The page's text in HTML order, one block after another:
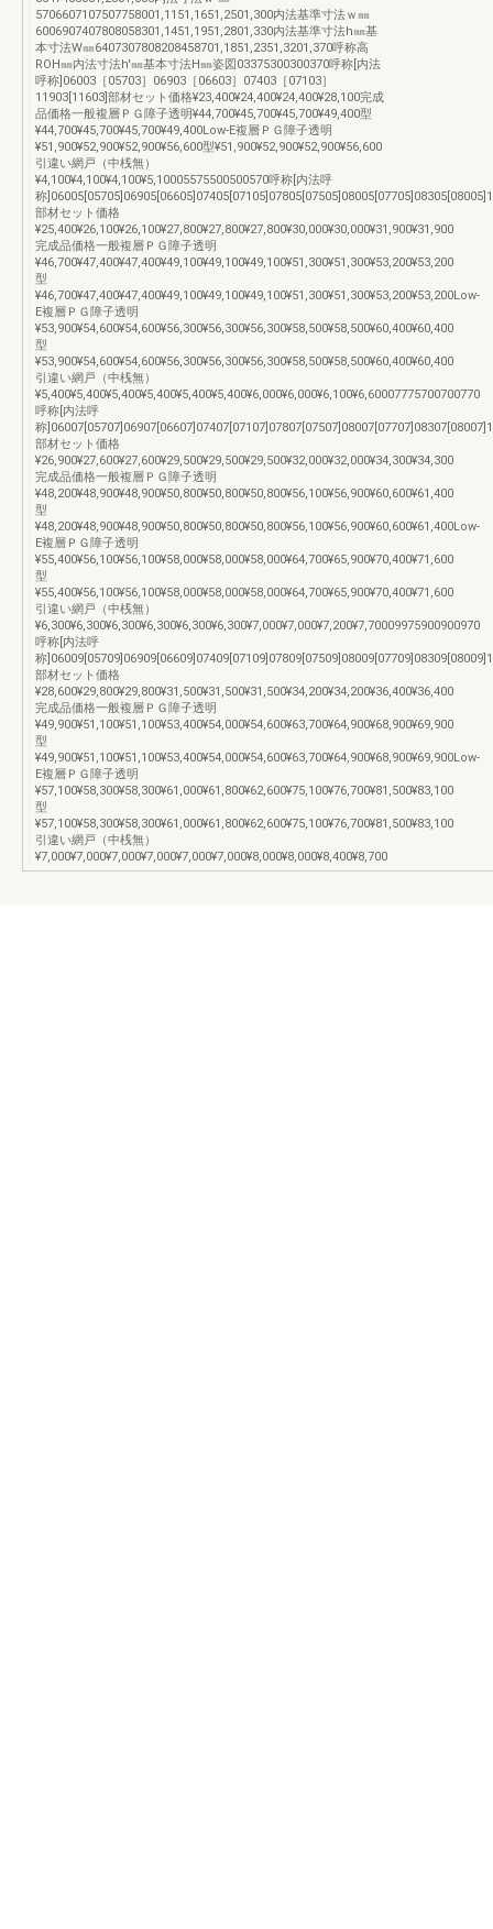
5706607107507758001,1151,1651,2501,300内法基準寸法ｗ㎜
6006907407808058301,1451,1951,2801,330内法基準寸法h㎜基
本寸法W㎜6407307808208458701,1851,2351,3201,370呼称高
ROH㎜内法寸法h'㎜基本寸法H㎜姿図03375300300370呼称[内法
呼称]06003［05703］06903［06603］07403［07103］
11903[11603]部材セット価格¥23,400¥24,400¥24,400¥28,100完成
品価格一般複層ＰＧ障子透明¥44,700¥45,700¥45,700¥49,400型
¥44,700¥45,700¥45,700¥49,400Low-E複層ＰＧ障子透明
¥51,900¥52,900¥52,900¥56,600型¥51,900¥52,900¥52,900¥56,600
引違い網戸（中桟無）
¥4,100¥4,100¥4,100¥5,10005575500500570呼称[内法呼
称
部材セット価格
¥25,400¥26,100¥26,100¥27,800¥27,800¥27,800¥30,000¥30,000¥31,900¥31,900
完成品価格一般複層ＰＧ障子透明
¥46,700¥47,400¥47,400¥49,100¥49,100¥49,100¥51,300¥51,300¥53,200¥53,200
型
¥46,700¥47,400¥47,400¥49,100¥49,100¥49,100¥51,300¥51,300¥53,200¥53,200Low-
E複層ＰＧ障子透明
¥53,900¥54,600¥54,600¥56,300¥56,300¥56,300¥58,500¥58,500¥60,400¥60,400
型
¥53,900¥54,600¥54,600¥56,300¥56,300¥56,300¥58,500¥58,500¥60,400¥60,400
引違い網戸（中桟無）
¥5,400¥5,400¥5,400¥5,400¥5,400¥5,400¥6,000¥6,000¥6,100¥6,60007775700700770
呼称[内法呼
称
部材セット価格
¥26,900¥27,600¥27,600¥29,500¥29,500¥29,500¥32,000¥32,000¥34,300¥34,300
完成品価格一般複層ＰＧ障子透明
¥48,200¥48,900¥48,900¥50,800¥50,800¥50,800¥56,100¥56,900¥60,600¥61,400
型
¥48,200¥48,900¥48,900¥50,800¥50,800¥50,800¥56,100¥56,900¥60,600¥61,400Low-
E複層ＰＧ障子透明
¥55,400¥56,100¥56,100¥58,000¥58,000¥58,000¥64,700¥65,900¥70,400¥71,600
型
¥55,400¥56,100¥56,100¥58,000¥58,000¥58,000¥64,700¥65,900¥70,400¥71,600
引違い網戸（中桟無）
¥6,300¥6,300¥6,300¥6,300¥6,300¥6,300¥7,000¥7,000¥7,200¥7,70009975900900970
呼称[内法呼
称
部材セット価格
¥28,600¥29,800¥29,800¥31,500¥31,500¥31,500¥34,200¥34,200¥36,400¥36,400
完成品価格一般複層ＰＧ障子透明
¥49,900¥51,100¥51,100¥53,400¥54,000¥54,600¥63,700¥64,900¥68,900¥69,900
型
¥49,900¥51,100¥51,100¥53,400¥54,000¥54,600¥63,700¥64,900¥68,900¥69,900Low-
E複層ＰＧ障子透明
¥57,100¥58,300¥58,300¥61,000¥61,800¥62,600¥75,100¥76,700¥81,500¥83,100
型
¥57,100¥58,300¥58,300¥61,000¥61,800¥62,600¥75,100¥76,700¥81,500¥83,100
引違い網戸（中桟無）
¥7,000¥7,000¥7,000¥7,000¥7,000¥7,000¥8,000¥8,000¥8,400¥8,700